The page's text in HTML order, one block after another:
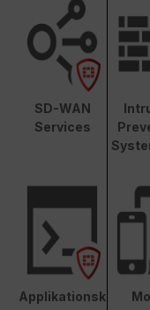
SD-WAN
Services
Applikationsk